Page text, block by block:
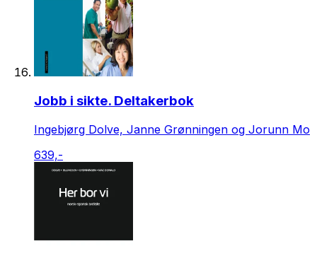
Jobb i sikte. Deltakerbok
Ingebjørg Dolve, Janne Grønningen og Jorunn Mo
639,-